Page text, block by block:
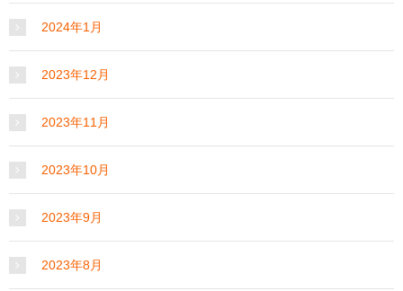
2024年1月
2023年12月
2023年11月
2023年10月
2023年9月
2023年8月